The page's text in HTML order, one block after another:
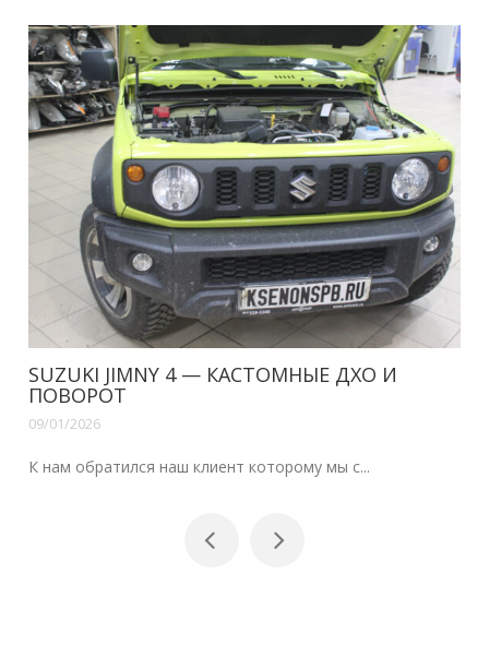
SUZUKI JIMNY 4 — КАСТОМНЫЕ ДХО И
ПОВОРОТ
09/01/2026
К нам обратился наш клиент которому мы с...